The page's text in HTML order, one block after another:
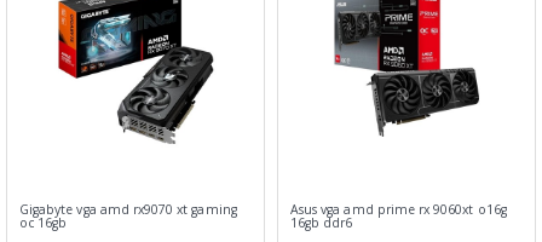
Gigabyte vga amd rx9070 xt gaming
oc 16gb
Asus vga amd prime rx 9060xt o16g
16gb ddr6